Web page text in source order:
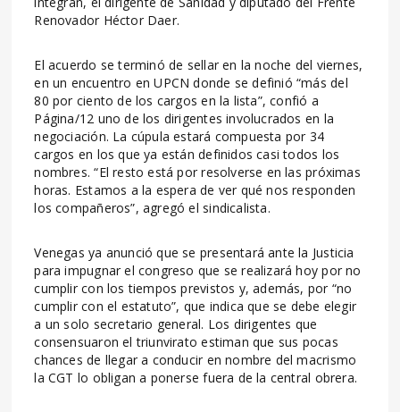
Renovador Héctor Daer.
El acuerdo se terminó de sellar en la noche del viernes,
en un encuentro en UPCN donde se definió “más del
80 por ciento de los cargos en la lista”, confió a
Página/12 uno de los dirigentes involucrados en la
negociación. La cúpula estará compuesta por 34
cargos en los que ya están definidos casi todos los
nombres. “El resto está por resolverse en las próximas
horas. Estamos a la espera de ver qué nos responden
los compañeros”, agregó el sindicalista.
Venegas ya anunció que se presentará ante la Justicia
para impugnar el congreso que se realizará hoy por no
cumplir con los tiempos previstos y, además, por “no
cumplir con el estatuto”, que indica que se debe elegir
a un solo secretario general. Los dirigentes que
consensuaron el triunvirato estiman que sus pocas
chances de llegar a conducir en nombre del macrismo
la CGT lo obligan a ponerse fuera de la central obrera.